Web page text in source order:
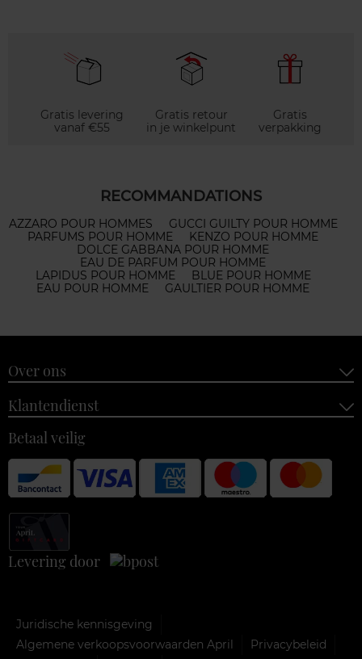
Gratis levering
vanaf €55
Gratis retour
in je winkelpunt
Gratis
verpakking
RECOMMANDATIONS
AZZARO POUR HOMMES
GUCCI GUILTY POUR HOMME
PARFUMS POUR HOMME
KENZO POUR HOMME
DOLCE GABBANA POUR HOMME
EAU DE PARFUM POUR HOMME
LAPIDUS POUR HOMME
BLUE POUR HOMME
EAU POUR HOMME
GAULTIER POUR HOMME
Over ons
Klantendienst
Betaal veilig
Levering door
Juridische kennisgeving
Algemene verkoopsvoorwaarden April
Privacybeleid